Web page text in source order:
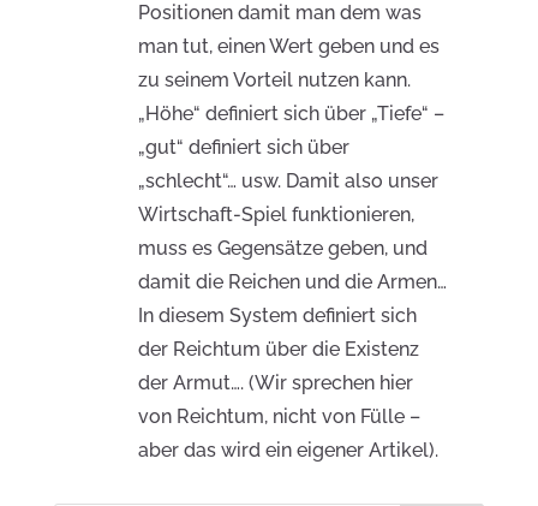
Positionen damit man dem was
man tut, einen Wert geben und es
zu seinem Vorteil nutzen kann.
„Höhe“ definiert sich über „Tiefe“ –
„gut“ definiert sich über
„schlecht“… usw. Damit also unser
Wirtschaft-Spiel funktionieren,
muss es Gegensätze geben, und
damit die Reichen und die Armen…
In diesem System definiert sich
der Reichtum über die Existenz
der Armut…. (Wir sprechen hier
von Reichtum, nicht von Fülle –
aber das wird ein eigener Artikel).